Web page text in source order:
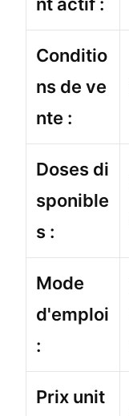
Conditio
ns de ve
nte :
Doses di
sponible
s :
Mode
d'emploi
:
Prix unit